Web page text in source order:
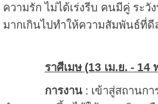
ความรัก ไม่ได้เร่งรีบ คนมีคู่ ระวั
มากเกินไปทำให้ความสัมพันธ์ที่ดี
ราศีเมษ (13 เม.ย. - 14
การงาน: เข้าสู่สถานก